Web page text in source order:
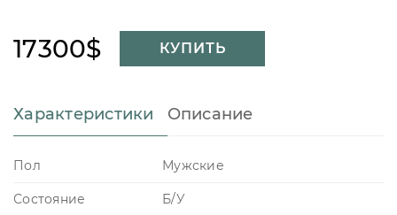
17300$ КУПИТЬ
Характеристики Описание
Пол Мужские
Состояние Б/У